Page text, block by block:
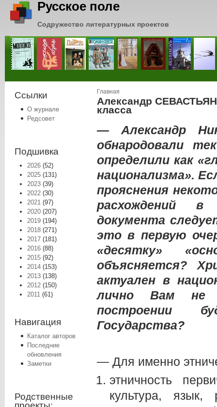
Русское поле
Содружество литературных проектов
Ссылки
О журнале
Редсовет
Подшивка
2026 (52)
2025 (131)
2023 (39)
2022 (30)
2021 (97)
2020 (207)
2019 (194)
2018 (271)
2017 (181)
2016 (88)
2015 (92)
2014 (153)
2013 (138)
2012 (150)
2011 (61)
Навигация
Каталог авторов
Последние
обновления
Заметки
Родственные
Вы здесь
Главная
Александр
класса
— Александр
обнародовали
определили как
национализма».
прояснения
расхождений в
документа
это в первую
«десятку»
объясняется?
актуален в
лично Вам не
построении
Государства?
— Для именно
этничность
культура,